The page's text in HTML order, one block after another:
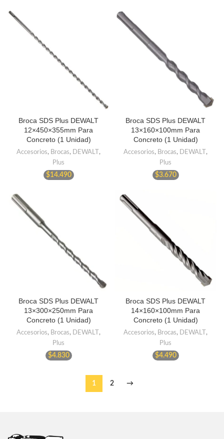
Broca SDS Plus DEWALT
12×450×355mm Para
Concreto (1 Unidad)
Accesorios, Brocas, DEWALT ,
Plus
$14.490
Broca SDS Plus DEWALT
13×160×100mm Para
Concreto (1 Unidad)
Accesorios, Brocas, DEWALT ,
Plus
$3.670
Broca SDS Plus DEWALT
13×300×250mm Para
Concreto (1 Unidad)
Accesorios, Brocas, DEWALT ,
Plus
$4.830
Broca SDS Plus DEWALT
14×160×100mm Para
Concreto (1 Unidad)
Accesorios, Brocas, DEWALT ,
Plus
$4.490
1 2 →